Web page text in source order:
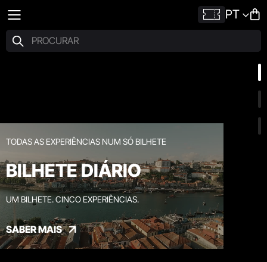
PT
TODAS AS EXPERIÊNCIAS NUM SÓ BILHETE
BILHETE DIÁRIO
UM BILHETE. CINCO EXPERIÊNCIAS.
SABER MAIS